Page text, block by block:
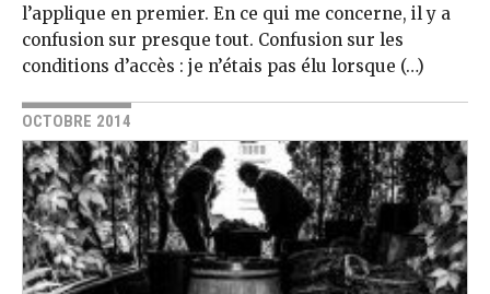
l’applique en premier. En ce qui me concerne, il y a
confusion sur presque tout. Confusion sur les
conditions d’accès : je n’étais pas élu lorsque (…)
OCTOBRE 2014